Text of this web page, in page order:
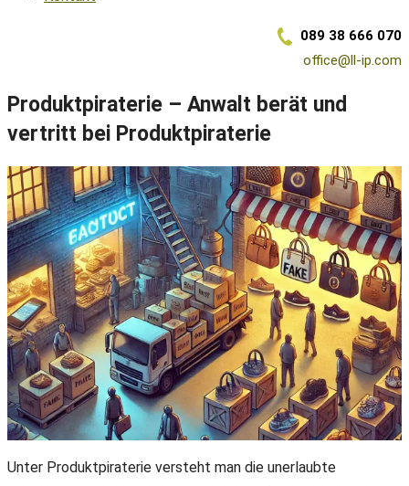
089 38 666 070
office@ll-ip.com
Produktpiraterie – Anwalt berät und
vertritt bei Produktpiraterie
Unter Produktpiraterie versteht man die unerlaubte